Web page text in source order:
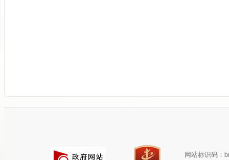
网站标识码：